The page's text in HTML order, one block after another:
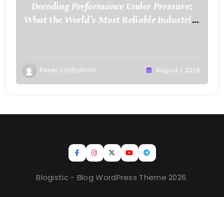
Decoding Performance Under Pressure:
What the World’s Most Reliable Industries
RebeccaSBallard August 1, 2026
Blogistic - Blog WordPress Theme 2026.